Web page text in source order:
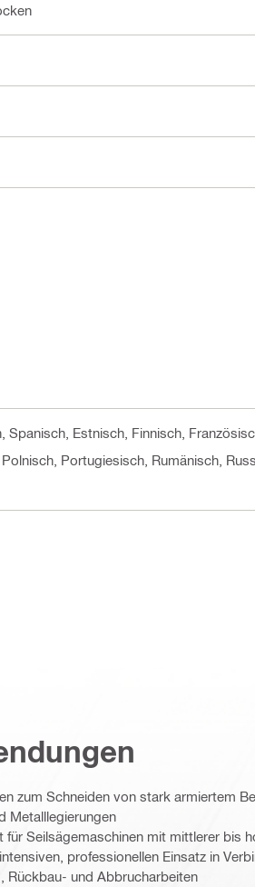
Estnisch, Finnisch,
Portugiesisch, Rumänisch,
zum Schneiden von stark armiertem
Metalllegierungen
für Seilsägemaschinen mit mittlerer bis
professionellen Einsatz in
Rückbau- und Abbrucharbeiten